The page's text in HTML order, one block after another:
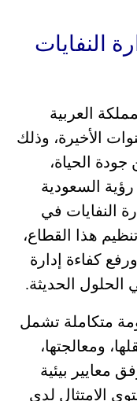
النفايات
العربية
الأخيرة، وذلك
الحياة،
السعودية
النفايات في
هذا القطاع،
كفاءة إدارة
الحلول الحديثة.
متكاملة تشمل
ومعالجتها،
معايير بيئية
الامتثال لدى